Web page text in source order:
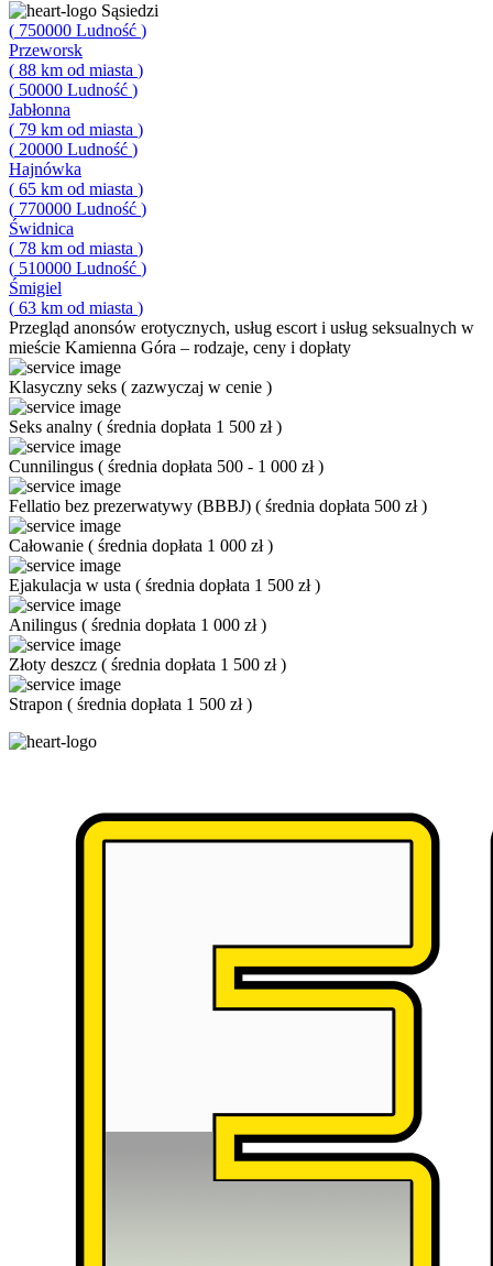
Sąsiedzi
( 750000 Ludność )
Przeworsk
( 88 km od miasta )
( 50000 Ludność )
Jabłonna
( 79 km od miasta )
( 20000 Ludność )
Hajnówka
( 65 km od miasta )
( 770000 Ludność )
Świdnica
( 78 km od miasta )
( 510000 Ludność )
Śmigiel
( 63 km od miasta )
Przegląd anonsów erotycznych, usług escort i usług seksualnych w
mieście Kamienna Góra – rodzaje, ceny i dopłaty
Klasyczny seks ( zazwyczaj w cenie )
Seks analny ( średnia dopłata 1 500 zł)
Cunnilingus ( średnia dopłata 500 - 1 000 zł)
Fellatio bez prezerwatywy (BBBJ) ( średnia dopłata 500 zł)
Całowanie ( średnia dopłata 1 000 zł)
Ejakulacja w usta ( średnia dopłata 1 500 zł)
Anilingus ( średnia dopłata 1 000 zł)
Złoty deszcz ( średnia dopłata 1 500 zł)
Strapon ( średnia dopłata 1 500 zł)